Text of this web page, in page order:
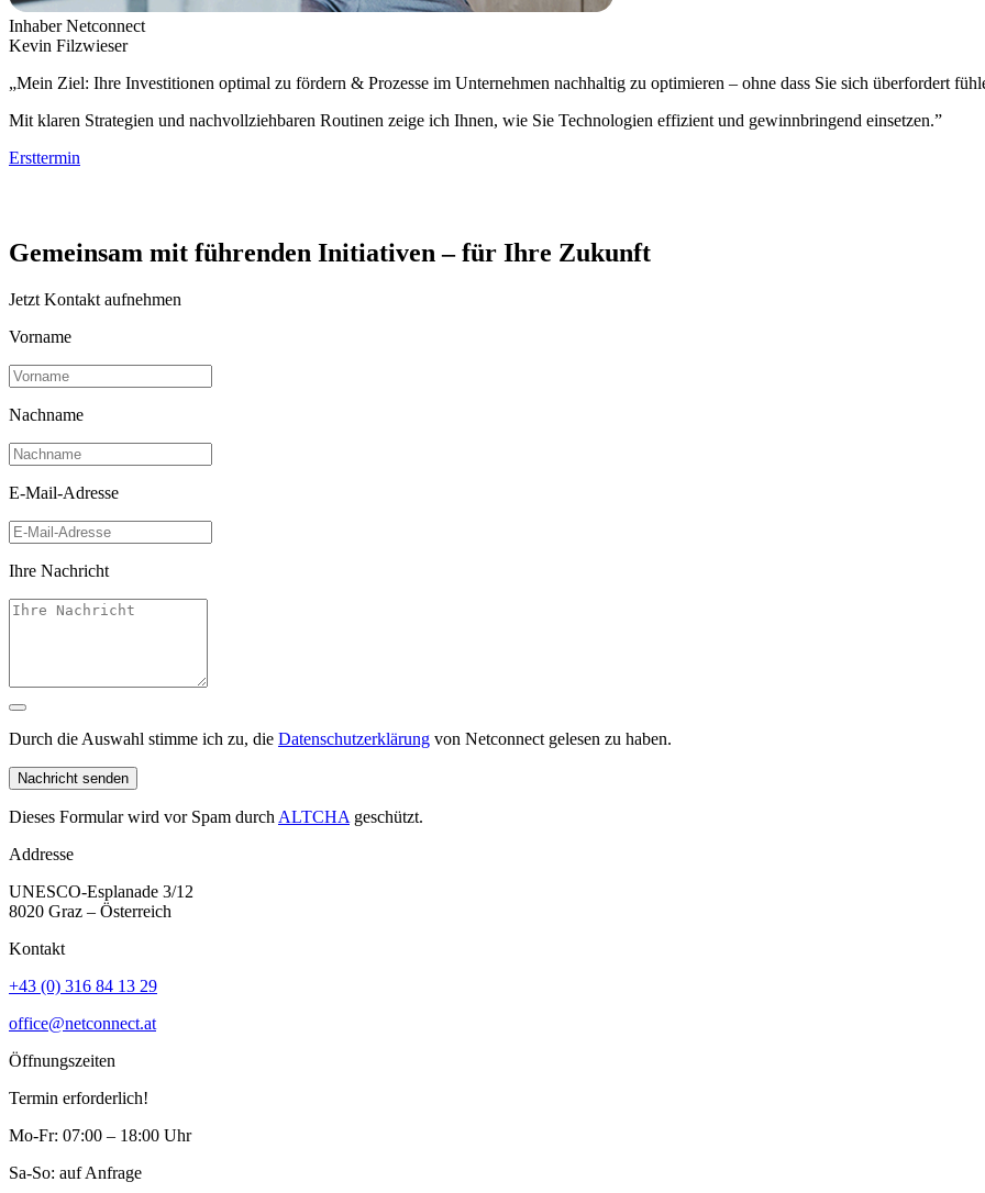
Inhaber Netconnect
Kevin Filzwieser
„Mein Ziel: Ihre Investitionen optimal zu fördern & Prozesse im Unternehmen nachhaltig zu optimieren – ohne dass Sie sich überfordert
Mit klaren Strategien und nachvollziehbaren Routinen zeige ich Ihnen, wie Sie Technologien effizient und gewinnbringend einsetzen.”
Ersttermin
Gemeinsam mit führenden Initiativen – für Ihre Zukunft
Jetzt Kontakt aufnehmen
Vorname
Nachname
E-Mail-Adresse
Ihre Nachricht
Durch die Auswahl stimme ich zu, die Datenschutzerklärung von Netconnect gelesen zu haben.
Nachricht senden
Dieses Formular wird vor Spam durch ALTCHA geschützt.
Addresse
UNESCO-Esplanade 3/12
8020 Graz – Österreich
Kontakt
+43 (0) 316 84 13 29
office@netconnect.at
Öffnungszeiten
Termin erforderlich!
Mo-Fr: 07:00 – 18:00 Uhr
Sa-So: auf Anfrage